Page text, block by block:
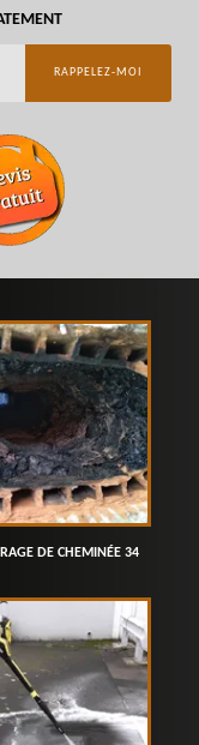
DE CHEMINÉE 34